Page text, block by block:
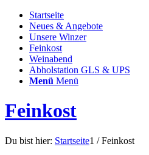
Startseite
Neues & Angebote
Unsere Winzer
Feinkost
Weinabend
Abholstation GLS & UPS
Menü Menü
Feinkost
Du bist hier: Startseite1 / Feinkost